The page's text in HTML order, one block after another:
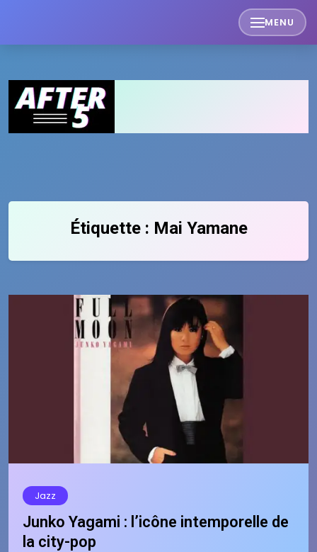
content
MENU
Étiquette : Mai Yamane
Jazz
Junko Yagami : l’icône intemporelle de
la city-pop